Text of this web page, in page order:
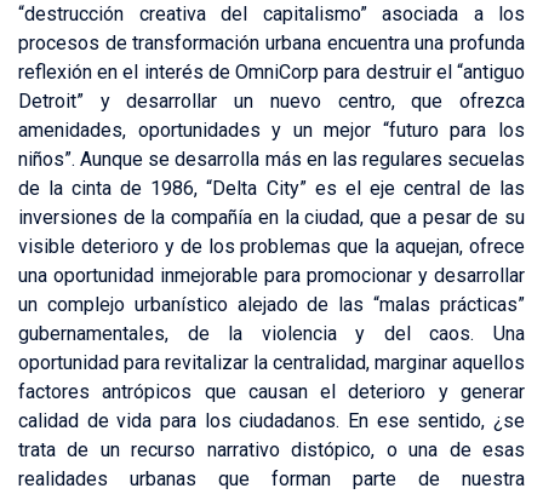
“destrucción creativa del capitalismo” asociada a los
procesos de transformación urbana encuentra una profunda
reflexión en el interés de OmniCorp para destruir el “antiguo
Detroit” y desarrollar un nuevo centro, que ofrezca
amenidades, oportunidades y un mejor “futuro para los
niños”. Aunque se desarrolla más en las regulares secuelas
de la cinta de 1986, “Delta City” es el eje central de las
inversiones de la compañía en la ciudad, que a pesar de su
visible deterioro y de los problemas que la aquejan, ofrece
una oportunidad inmejorable para promocionar y desarrollar
un complejo urbanístico alejado de las “malas prácticas”
gubernamentales, de la violencia y del caos. Una
oportunidad para revitalizar la centralidad, marginar aquellos
factores antrópicos que causan el deterioro y generar
calidad de vida para los ciudadanos. En ese sentido, ¿se
trata de un recurso narrativo distópico, o una de esas
realidades urbanas que forman parte de nuestra